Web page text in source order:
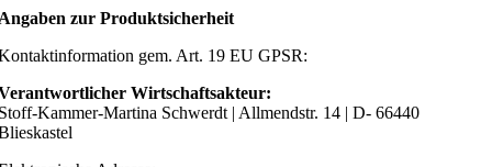
zur Produktsicherheit
gem. Art. 19 EU GPSR:
Wirtschaftsakteur:
Kammer-Martina Schwerdt | Allmendstr. 14 | D- 66440